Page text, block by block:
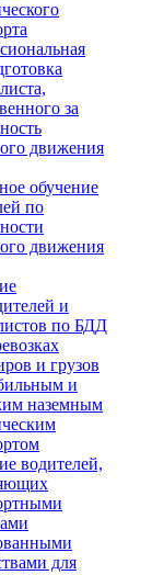
за
движения
обучение
по
движения
и
по БДД
и грузов
и
наземным
водителей,
для